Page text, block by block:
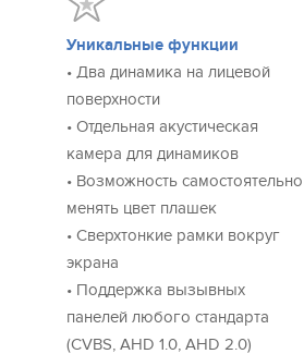
Он распространяется в
значительно улучшается и вы
полноценный mp3-плеер.
Сенсорный IPS эĸран
Изображение остается
любым углом.
IPS экран передает весь
бликует даже под прямыми
Максимальная универсальность
Sonik 7 поддерживает все
TVI, CVI, CVBS. Благодаря
Уникальные функции
• Два динамика на лицевой
поверхности
• Отдельная акустическая
камера для динамиков
• Возможность самостоятельно
менять цвет плашек
• Сверхтонкие рамки вокруг
экрана
• Поддержка вызывных
панелей любого стандарта
(CVBS, AHD 1.0, AHD 2.0)